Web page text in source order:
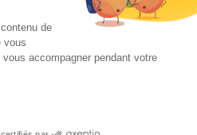
de
vous
accompagner pendant votre